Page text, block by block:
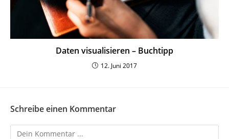
Daten visua­li­sieren – Buchtipp
12. Juni 2017
Schreibe einen Kommentar
Kommentieren